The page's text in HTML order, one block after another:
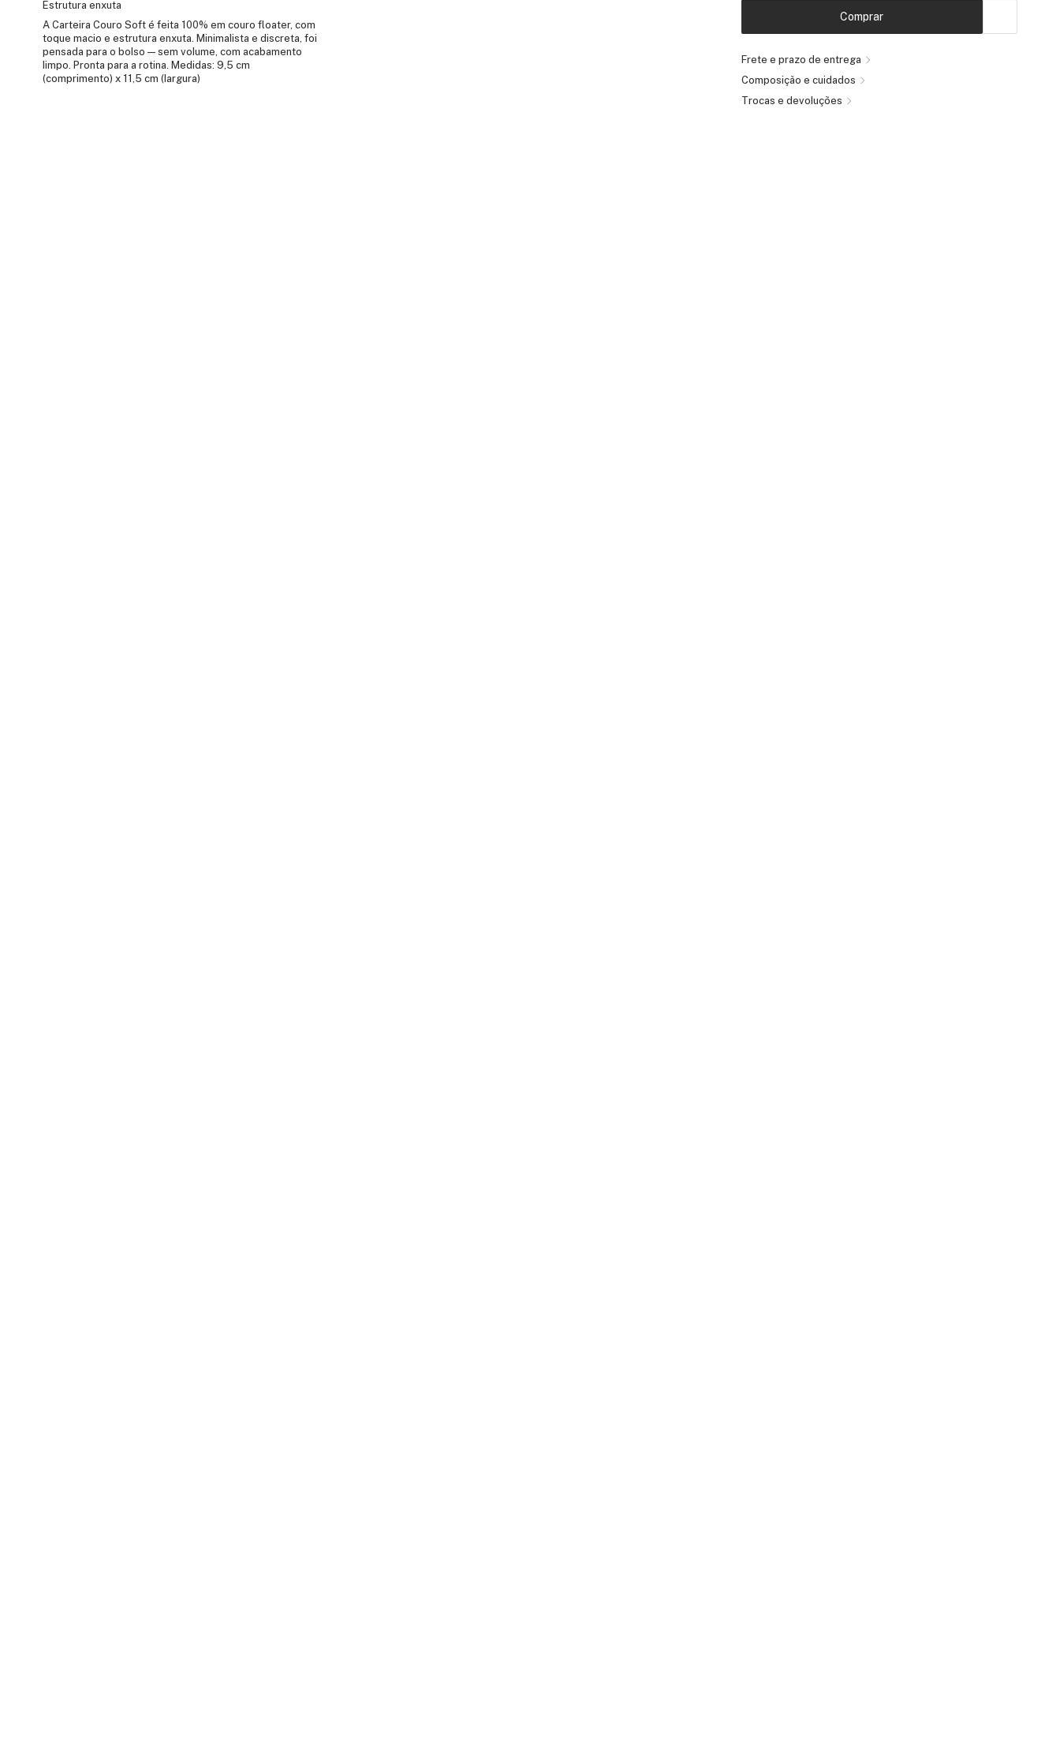
Estrutura enxuta
A Carteira Couro Soft é feita 100% em couro floater, com
toque macio e estrutura enxuta. Minimalista e discreta, foi
pensada para o bolso — sem volume, com acabamento
limpo. Pronta para a rotina. Medidas: 9,5 cm
(comprimento) x 11,5 cm (largura)
Comprar
Frete e prazo de entrega
Composição e cuidados
Trocas e devoluções